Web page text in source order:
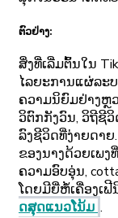
ຕົວຢ່າງ:
ສິ່ງທີ່ເລີ່ມຕົ້ນໃນ
ໄລຍະການແຜ່ລະ
ຄວາມນິຍົມຢ່າງຫຼ
ວິຕົກກັງວົນ, ວິຖີຊີ
ລົງຊີວິດທີ່ງ່າຍດາຍ
ຂອງນາງດ້ວຍເພ
ຄວາມອົບອຸ່ນ,
ໂດຍມີຍີ່ຫໍ້ເຄື່ອງເ
ດສຸດແນວໂນ້ມ.